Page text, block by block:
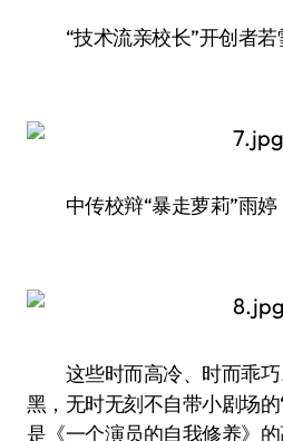
“技术流亲校长”开创者若
中传校辩“暴走萝莉”雨婷
这些时而高冷、时而乖巧
黑，无时无刻不自带小剧场
是《一个演员的自我修养》